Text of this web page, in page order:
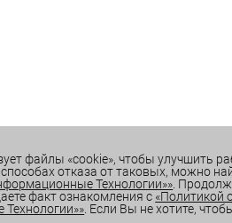
269-34-34 office@sitdv.ru
файлы «cookie», чтобы улучшить
отказа от таковых, можно
Технологии»» .
факт ознакомления с «Политикой
. Если Вы не хотите,